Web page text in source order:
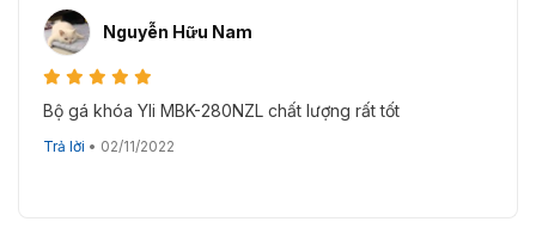
Nguyễn Hữu Nam
Bộ gá khóa Yli MBK-280NZL chất lượng rất tốt
Trả lời • 02/11/2022